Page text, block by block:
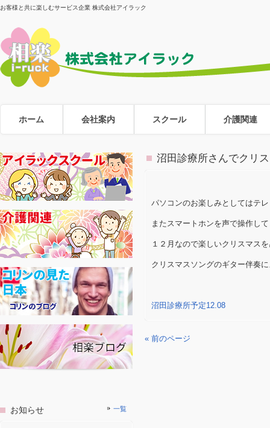
お客様と共に楽しむサービス企業 株式会社アイラック
ホーム 会社案内 スクール 介護関連
沼田診療所さんでクリ
パソコンのお楽しみとしてはテ
またスマートホンを声で操作し
１２月なので楽しいクリスマス
クリスマスソングのギター伴奏
沼田診療所予定12.08
« 前のページ
お知らせ 一覧